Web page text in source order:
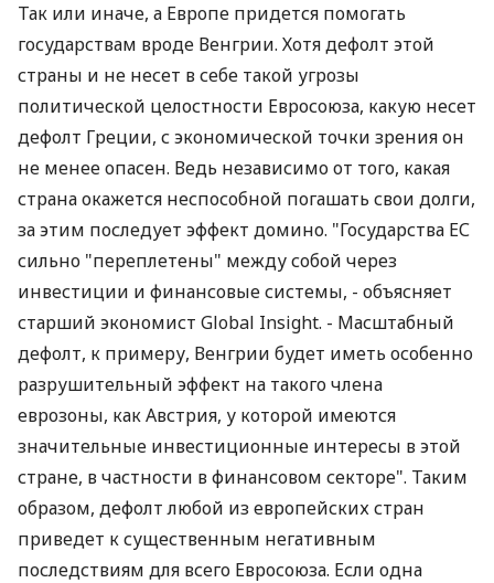
Так или иначе, а Европе придется помогать
государствам вроде Венгрии. Хотя дефолт этой
страны и не несет в себе такой угрозы
политической целостности Евросоюза, какую несет
дефолт Греции, с экономической точки зрения он
не менее опасен. Ведь независимо от того, какая
страна окажется неспособной погашать свои долги,
за этим последует эффект домино. "Государства ЕС
сильно "переплетены" между собой через
инвестиции и финансовые системы, - объясняет
старший экономист Global Insight. - Масштабный
дефолт, к примеру, Венгрии будет иметь особенно
разрушительный эффект на такого члена
еврозоны, как Австрия, у которой имеются
значительные инвестиционные интересы в этой
стране, в частности в финансовом секторе". Таким
образом, дефолт любой из европейских стран
приведет к существенным негативным
последствиям для всего Евросоюза. Если одна